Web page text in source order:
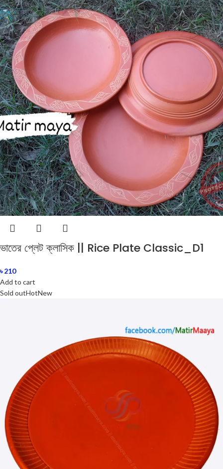
ভাতের প্লেট ক্লাসিক || Rice Plate Classic_D1
৳210
Add to cart
Sold outHotNew